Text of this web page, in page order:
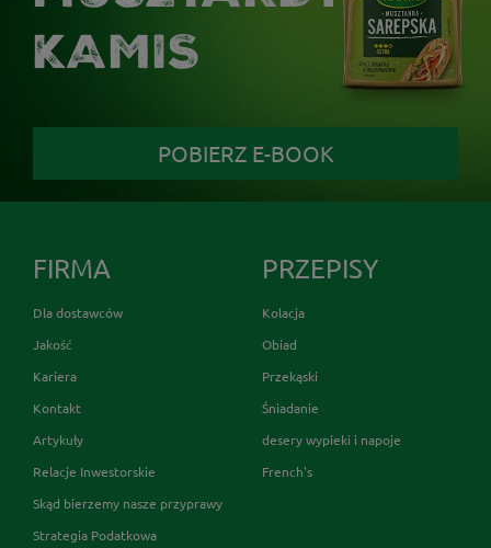
KAMIS
POBIERZ E-BOOK
FIRMA
Dla dostawców
Jakość
Kariera
Kontakt
Artykuły
Relacje Inwestorskie
Skąd bierzemy nasze przyprawy
Strategia Podatkowa
PRZEPISY
Kolacja
Obiad
Przekąski
Śniadanie
desery wypieki i napoje
French's